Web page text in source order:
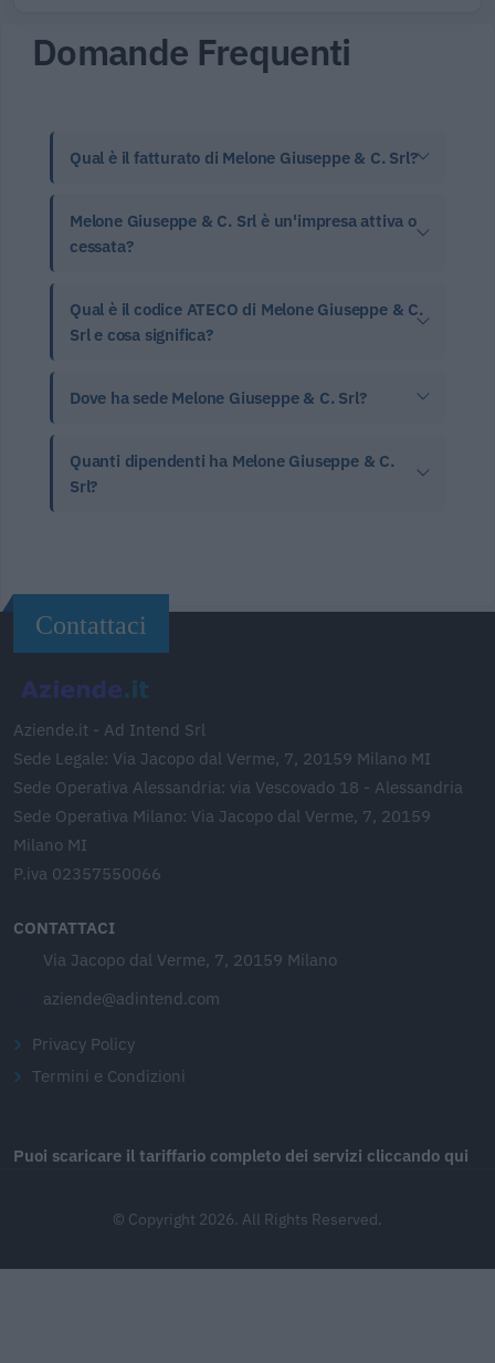
Domande Frequenti
Qual è il fatturato di Melone Giuseppe & C. Srl?
Melone Giuseppe & C. Srl è un'impresa attiva o
cessata?
Qual è il codice ATECO di Melone Giuseppe & C.
Srl e cosa significa?
Dove ha sede Melone Giuseppe & C. Srl?
Quanti dipendenti ha Melone Giuseppe & C.
Srl?
Contattaci
Aziende.it - Ad Intend Srl
Sede Legale: Via Jacopo dal Verme, 7, 20159 Milano MI
Sede Operativa Alessandria: via Vescovado 18 - Alessandria
Sede Operativa Milano: Via Jacopo dal Verme, 7, 20159
Milano MI
P.iva 02357550066
CONTATTACI
Via Jacopo dal Verme, 7, 20159 Milano
aziende@adintend.com
Privacy Policy
Termini e Condizioni
Puoi scaricare il tariffario completo dei servizi cliccando qui
© Copyright 2026. All Rights Reserved.